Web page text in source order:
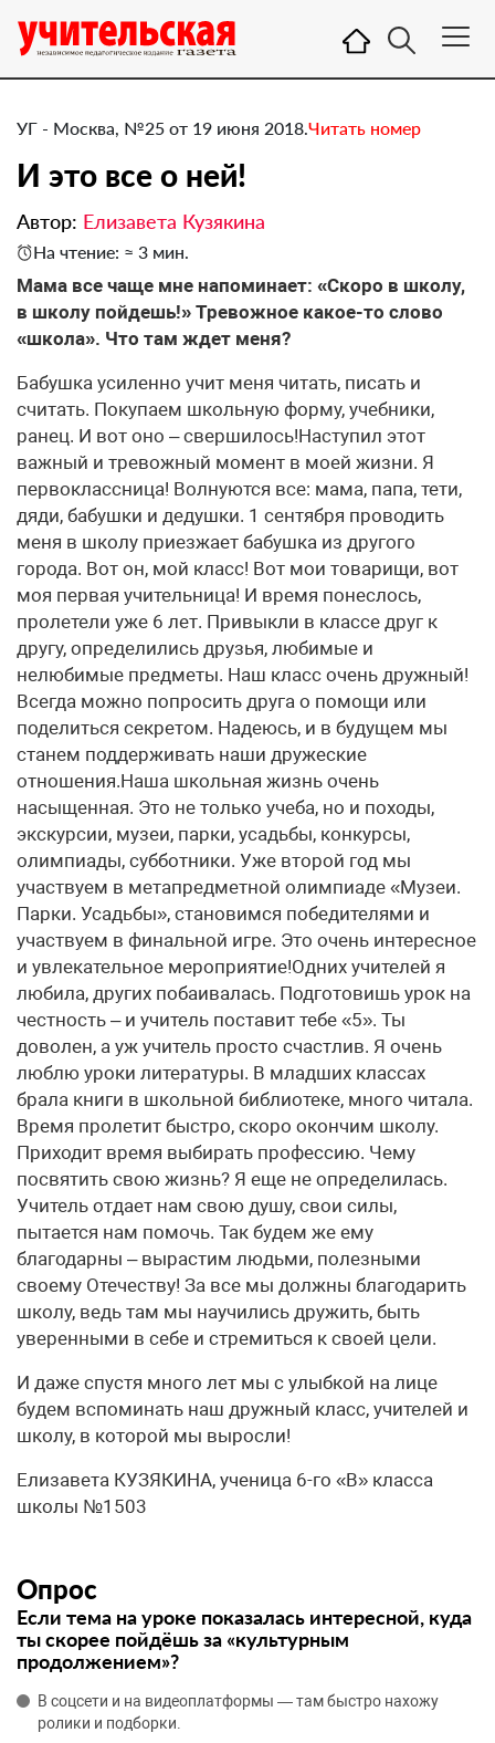
УГ - Москва, №25 от 19 июня 2018.Читать номер
И это все о ней!
Автор: Елизавета Кузякина
На чтение: ≈ 3 мин.
​Мама все чаще мне напоминает: «Скоро в школу,
в школу пойдешь!» Тревожное какое-то слово
«школа». Что там ждет меня?
Бабушка усиленно учит меня читать, писать и
считать. Покупаем школьную форму, учебники,
ранец. И вот оно – свершилось!Наступил этот
важный и тревожный момент в моей жизни. Я
первоклассница! Волнуются все: мама, папа, тети,
дяди, бабушки и дедушки. 1 сентября проводить
меня в школу приезжает бабушка из другого
города. Вот он, мой класс! Вот мои товарищи, вот
моя первая учительница! И время понеслось,
пролетели уже 6 лет. Привыкли в классе друг к
другу, определились друзья, любимые и
нелюбимые предметы. Наш класс очень дружный!
Всегда можно попросить друга о помощи или
поделиться секретом. Надеюсь, и в будущем мы
станем поддерживать наши дружеские
отношения.Наша школьная жизнь очень
насыщенная. Это не только учеба, но и походы,
экскурсии, музеи, парки, усадьбы, конкурсы,
олимпиады, субботники. Уже второй год мы
участвуем в метапредметной олимпиаде «Музеи.
Парки. Усадьбы», становимся победителями и
участвуем в финальной игре. Это очень интересное
и увлекательное мероприятие!Одних учителей я
любила, других побаивалась. Подготовишь урок на
честность – и учитель поставит тебе «5». Ты
доволен, а уж учитель просто счастлив. Я очень
люблю уроки литературы. В младших классах
брала книги в школьной библиотеке, много читала.
Время пролетит быстро, скоро окончим школу.
Приходит время выбирать профессию. Чему
посвятить свою жизнь? Я еще не определилась.
Учитель отдает нам свою душу, свои силы,
пытается нам помочь. Так будем же ему
благодарны – вырастим людьми, полезными
своему Отечеству! За все мы должны благодарить
школу, ведь там мы научились дружить, быть
уверенными в себе и стремиться к своей цели.
И даже спустя много лет мы с улыбкой на лице
будем вспоминать наш дружный класс, учителей и
школу, в которой мы выросли!
Елизавета КУЗЯКИНА, ученица 6-го «В» класса
школы №1503
Опрос
Если тема на уроке показалась интересной, куда
ты скорее пойдёшь за «культурным
продолжением»?
В соцсети и на видеоплатформы — там быстро нахожу
ролики и подборки.